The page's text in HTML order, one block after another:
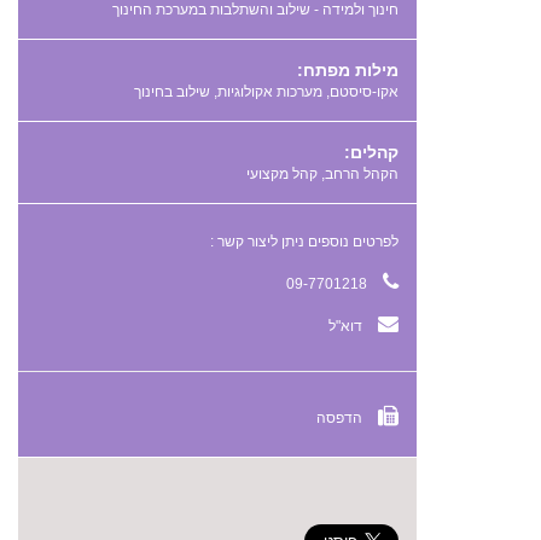
חינוך ולמידה - שילוב והשתלבות במערכת החינוך
מילות מפתח:
,
,
קהלים:
הקהל הרחב, קהל מקצועי
לפרטים נוספים ניתן ליצור קשר :
דוא"ל
הדפסה